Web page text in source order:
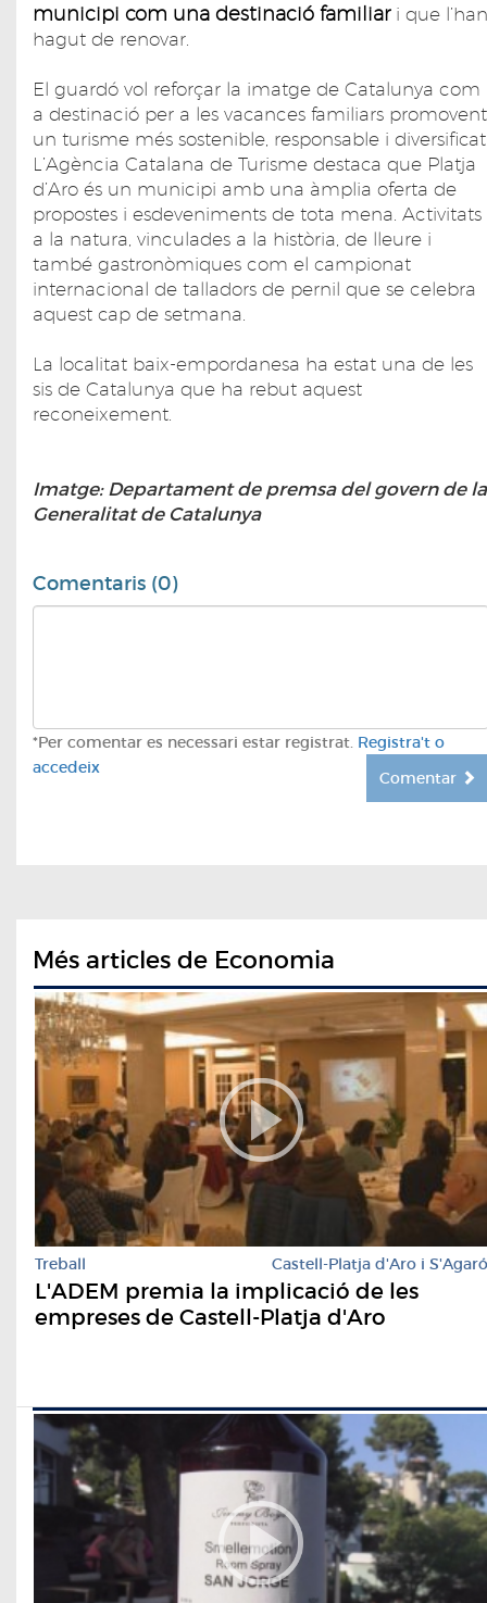
municipi com una destinació familiar i que l’han
hagut de renovar.
El guardó vol reforçar la imatge de Catalunya com
a destinació per a les vacances familiars promovent
un turisme més sostenible, responsable i
L’Agència Catalana de Turisme destaca que Platja
d’Aro és un municipi amb una àmplia oferta de
propostes i esdeveniments de tota mena. Activitats
a la natura, vinculades a la història, de lleure i
també gastronòmiques com el campionat
internacional de talladors de pernil que se celebra
aquest cap de setmana.
La localitat baix-empordanesa ha estat una de les
sis de Catalunya que ha rebut aquest
reconeixement.
Imatge: Departament de premsa del govern de la
Generalitat de Catalunya
Comentaris (0)
*Per comentar es necessari estar registrat. Registra't o
accedeix
Comentar
Més articles de Economia
Treball Castell-Platja d'Aro i S'Agaró
L'ADEM premia la implicació de les
empreses de Castell-Platja d'Aro